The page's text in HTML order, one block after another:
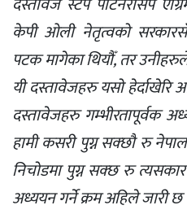
केपी ओली नेतृत्वको
पटक मागेका थियौँ, तर
यी दस्तावेजहरु यसो
दस्तावेजहरु गम्भीरतापूर्वक
हामी कसरी पुग्न सक्छौ रु नेपाल
निचोडमा पुग्न सक्छ रु
अध्ययन गर्ने क्रम अहिले जारी छ